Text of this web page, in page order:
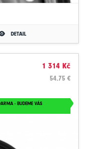
DETAIL
1 314 Kč
54.75 €
- BUDEME VÁS